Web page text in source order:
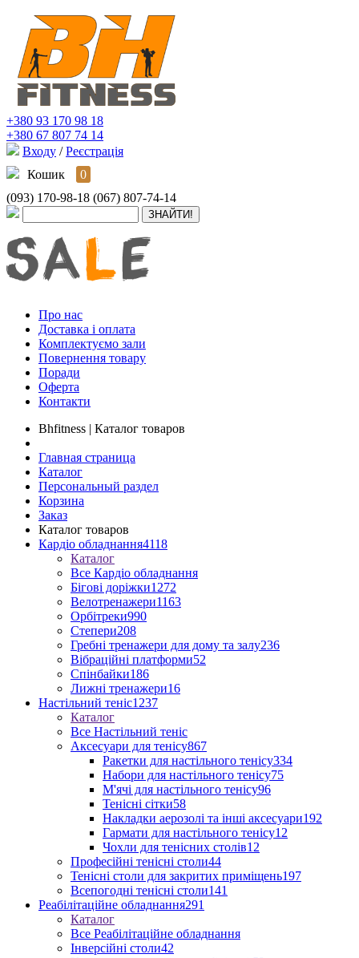
+380 93 170 98 18
+380 67 807 74 14
Входу / Реєстрація
Кошик
0
(093) 170-98-18 (067) 807-74-14
Про нас
Доставка і оплата
Комплектуємо зали
Повернення товару
Поради
Оферта
Контакти
Bhfitness | Каталог товаров
Главная страница
Каталог
Персональный раздел
Корзина
Заказ
Каталог товаров
Кардіо обладнання4118
Каталог
Все Кардіо обладнання
Бігові доріжки1272
Велотренажери1163
Орбітреки990
Степери208
Гребні тренажери для дому та залу236
Вібраційні платформи52
Спінбайки186
Лижні тренажери16
Настільний теніс1237
Каталог
Все Настільний теніс
Аксесуари для тенісу867
Ракетки для настільного тенісу334
Набори для настільного тенісу75
М'ячі для настільного тенісу96
Тенісні сітки58
Накладки аерозолі та інші аксесуари192
Гармати для настільного тенісу12
Чохли для тенісних столів12
Професійні тенісні столи44
Тенісні столи для закритих приміщень197
Всепогодні тенісні столи141
Реабілітаційне обладнання291
Каталог
Все Реабілітаційне обладнання
Інверсійні столи42